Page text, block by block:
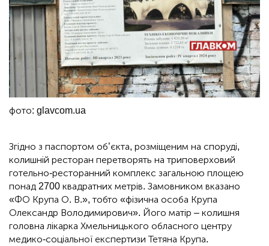
фото: glavcom.ua
Згідно з паспортом об’єкта, розміщеним на споруді,
колишній ресторан перетворять на триповерховий
готельно-ресторанний комплекс загальною площею
понад 2700 квадратних метрів. Замовником вказано
«ФО Крупа О. В.», тобто «фізична особа Крупа
Олександр Володимирович». Його матір – колишня
головна лікарка Хмельницького обласного центру
медико-соціальної експертизи Тетяна Крупа.